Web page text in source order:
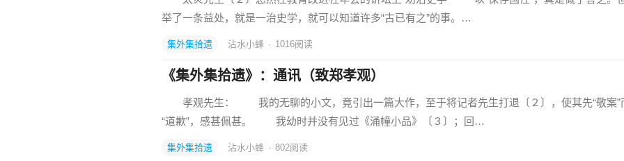
举了一条益处，就是一治史学，就可以知道许多“古已有之”的事。…
集外集拾遗 沾水小蜂 · 1016阅读
《集外集拾遗》：通讯（致郑孝观）
孝观先生： 我的无聊的小文，竟引出一篇大作，至于将记者先生打退〔２〕，使其先“敬案”
“道歉”，感甚佩甚。 我幼时并没有见过《涌幢小品》〔３〕；回…
集外集拾遗 沾水小蜂 · 802阅读